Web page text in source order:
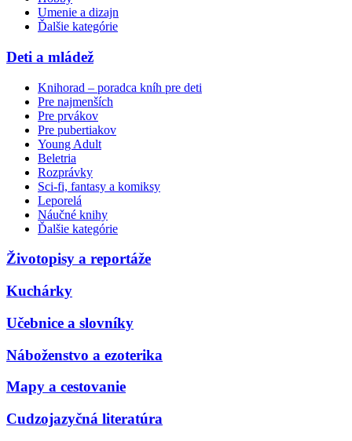
Umenie a dizajn
Ďalšie kategórie
Deti a mládež
Knihorad – poradca kníh pre deti
Pre najmenších
Pre prvákov
Pre pubertiakov
Young Adult
Beletria
Rozprávky
Sci-fi, fantasy a komiksy
Leporelá
Náučné knihy
Ďalšie kategórie
Životopisy a reportáže
Kuchárky
Učebnice a slovníky
Náboženstvo a ezoterika
Mapy a cestovanie
Cudzojazyčná literatúra